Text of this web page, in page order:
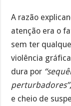
A razão
atenção era o
sem ter
violência
dura por
perturbadores”
e cheio de